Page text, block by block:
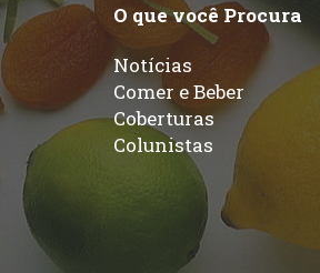
O que você Procura
Notícias
Comer e Beber
Coberturas
Colunistas